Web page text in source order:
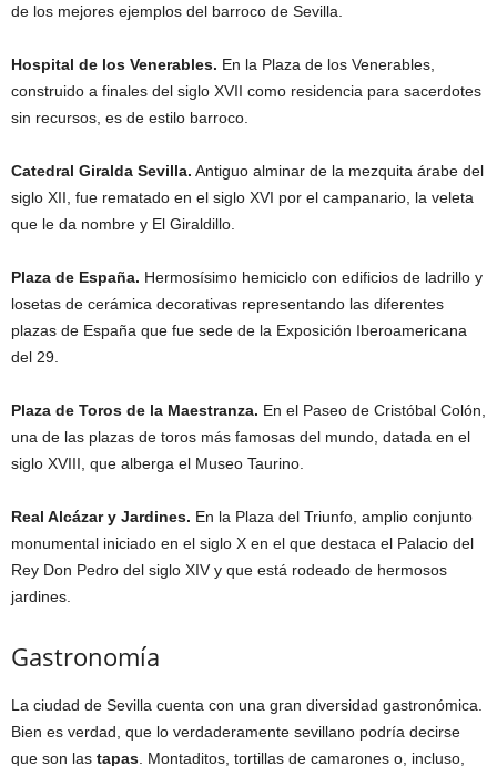
de los mejores ejemplos del barroco de Sevilla.
Hospital de los Venerables. En la Plaza de los Venerables,
construido a finales del siglo XVII como residencia para sacerdotes
sin recursos, es de estilo barroco.
Catedral Giralda Sevilla. Antiguo alminar de la mezquita árabe del
siglo XII, fue rematado en el siglo XVI por el campanario, la veleta
que le da nombre y El Giraldillo.
Plaza de España. Hermosísimo hemiciclo con edificios de ladrillo y
losetas de cerámica decorativas representando las diferentes
plazas de España que fue sede de la Exposición Iberoamericana
del 29.
Plaza de Toros de la Maestranza. En el Paseo de Cristóbal Colón,
una de las plazas de toros más famosas del mundo, datada en el
siglo XVIII, que alberga el Museo Taurino.
Real Alcázar y Jardines. En la Plaza del Triunfo, amplio conjunto
monumental iniciado en el siglo X en el que destaca el Palacio del
Rey Don Pedro del siglo XIV y que está rodeado de hermosos
jardines.
Gastronomía
La ciudad de Sevilla cuenta con una gran diversidad gastronómica.
Bien es verdad, que lo verdaderamente sevillano podría decirse
que son las tapas . Montaditos, tortillas de camarones o, incluso,